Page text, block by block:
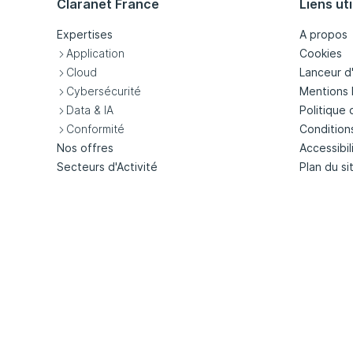
Claranet France
Expertises
Application
Cloud
Cybersécurité
Data & IA
Conformité
Nos offres
Secteurs d'Activité
Liens
A propos
Cookies
Lanceur
Mentions
Politique
Plan du